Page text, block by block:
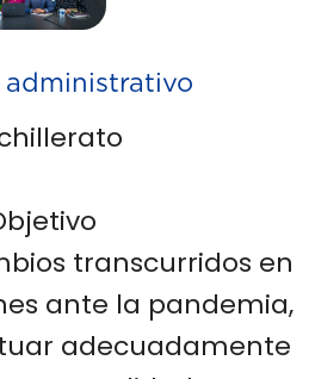
administrativo
transcurridos en
ante la pandemia,
adecuadamente